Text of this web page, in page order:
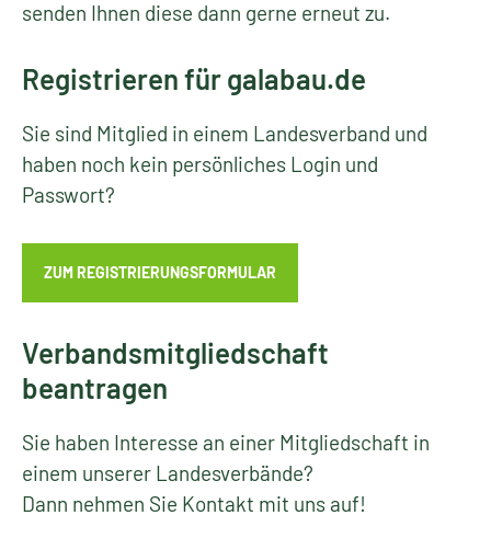
senden Ihnen diese dann gerne erneut zu.
Registrieren für galabau.de
Sie sind Mitglied in einem Landesverband und
haben noch kein persönliches Login und
Passwort?
ZUM REGISTRIERUNGSFORMULAR
Verbandsmitgliedschaft
beantragen
Sie haben Interesse an einer Mitgliedschaft in
einem unserer Landesverbände?
Dann nehmen Sie Kontakt mit uns auf!